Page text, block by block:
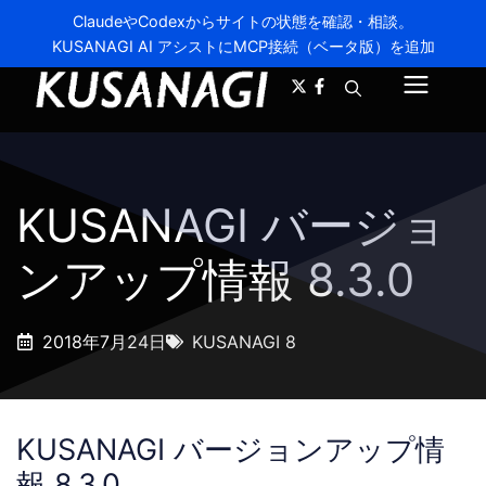
ClaudeやCodexからサイトの状態を確認・相談。
KUSANAGI AI アシストにMCP接続（ベータ版）を追加
ニ
KUSANAGI バージョ
ンアップ情報 8.3.0
2018年7月24日 KUSANAGI 8
KUSANAGI バージョンアップ情
A- A+